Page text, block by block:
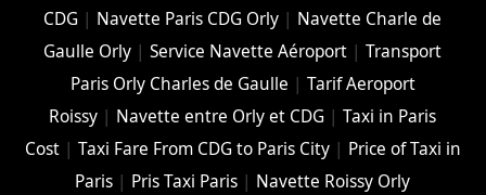
CDG | Navette Paris CDG Orly | Navette Charle de
Gaulle Orly |Service Navette Aéroport |Transport
Paris Orly Charles de Gaulle | Tarif Aeroport
Roissy | Navette entre Orly et CDG |Taxi in Paris
Cost| Taxi Fare From CDG to Paris City| Price of Taxi in
Paris | Pris Taxi Paris | Navette Roissy Orly